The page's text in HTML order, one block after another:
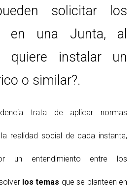
solicitar los
en una Junta, al
quiere instalar un
o similar?.
trata de aplicar normas
realidad social de cada instante,
un entendimiento entre los
los temas que se planteen en